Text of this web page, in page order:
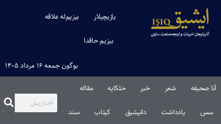
یازیچیلار بیزیم‌له علاقه
بیزیم حاقدا
بوگون جمعه ۱۶ مرداد ۱۴۰۵
آنا صحیفه شعر خبر حئکایه مقاله‌
سس یادداشت دانیشیق کیتاب سند